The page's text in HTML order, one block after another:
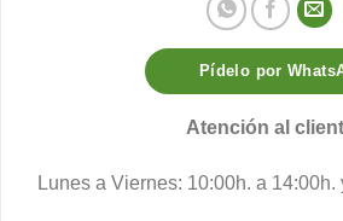
Pídelo por
Atención al
Lunes a Viernes: 10:00h. a 14:00h.